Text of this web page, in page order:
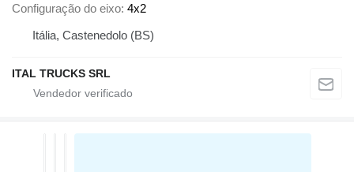
Configuração do eixo 4x2
Itália, Castenedolo (BS)
ITAL TRUCKS SRL